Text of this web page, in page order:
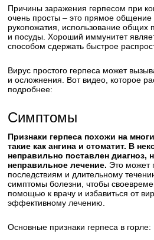
Причины заражения герпесом при
очень просты – это прямое общение
рукопожатия, использование общих
и посуды. Хороший иммунитет
способом сдержать быстрое
Вирус простого герпеса может
и осложнения. Вот видео, которое
подробнее:
Симптомы
Признаки герпеса похожи на
такие как ангина и стоматит. В
неправильно поставлен диагноз,
неправильное лечение. Это может
последствиям и длительному
симптомы болезни, чтобы
помощью к врачу и избавиться от
эффективному лечению.
Основные признаки герпеса в горле: